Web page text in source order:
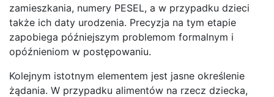
zamieszkania, numery PESEL, a w przypadku dzieci
także ich daty urodzenia. Precyzja na tym etapie
zapobiega późniejszym problemom formalnym i
opóźnieniom w postępowaniu.
Kolejnym istotnym elementem jest jasne określenie
żądania. W przypadku alimentów na rzecz dziecka,